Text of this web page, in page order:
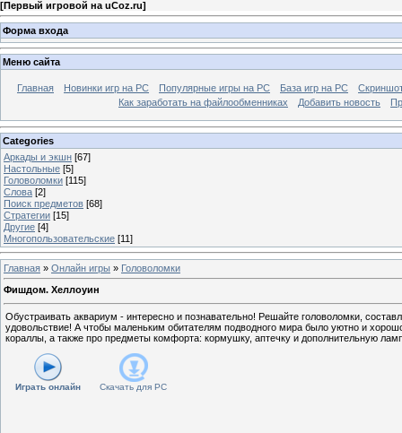
[Первый игровой на uCoz.ru]
Форма входа
Меню сайта
Главная Новинки игр на PC Популярные игры на PC База игр на РС
Как заработать на файлообменниках
Добавить новость
Categories
Аркады и экшн [67]
Настольные [5]
Головоломки [115]
Слова [2]
Поиск предметов [68]
Стратегии [15]
Другие [4]
Многопользовательские [11]
Главная » Онлайн игры » Головоломки
Фишдом. Хеллоуин
Обустраивать аквариум - интересно и познавательно! Решайте головоломки,
удовольствие! А чтобы маленьким обитателям подводного мира было уютно и
кораллы, а также про предметы комфорта: кормушку, аптечку и дополнительную
Играть онлайн Скачать для PC